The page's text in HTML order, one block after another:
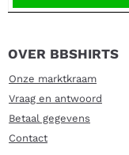
OVER BBSHIRTS
Onze marktkraam
Vraag en antwoord
Betaal gegevens
Contact